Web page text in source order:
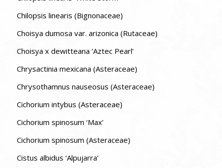
Chilopsis linearis (Bignonaceae)
Choisya dumosa var. arizonica (Rutaceae)
Choisya x dewitteana ‘Aztec Pearl’
Chrysactinia mexicana (Asteraceae)
Chrysothamnus nauseosus (Asteraceae)
Cichorium intybus (Asteraceae)
Cichorium spinosum ‘Max’
Cichorium spinosum (Asteraceae)
Cistus albidus ‘Alpujarra’